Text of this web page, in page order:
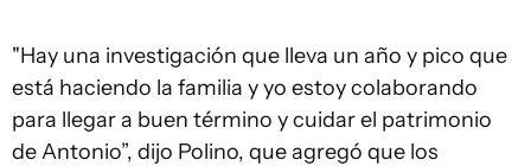
"Hay una investigación que lleva un año y pico que
está haciendo la familia y yo estoy colaborando
para llegar a buen término y cuidar el patrimonio
de Antonio”, dijo Polino, que agregó que los